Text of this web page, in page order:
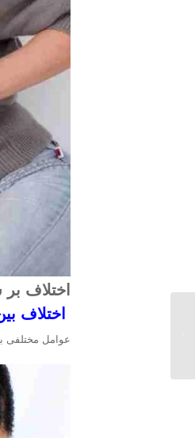
اختلاف
اختلاف
عوامل مختلفی
17 نکته در مورد دعوای
خانوادگی که باید حتما